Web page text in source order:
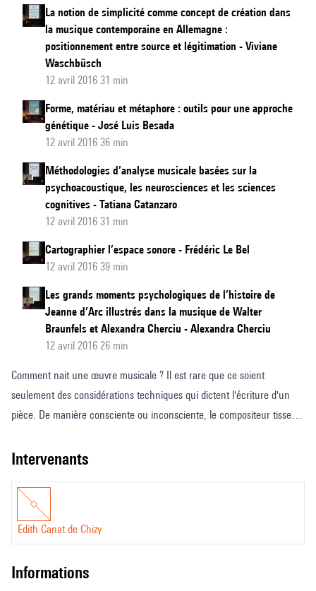
La notion de simplicité comme concept de création dans
la musique contemporaine en Allemagne :
positionnement entre source et légitimation - Viviane
Waschbüsch
12 avril 2016 31 min
Forme, matériau et métaphore : outils pour une approche
génétique - José Luis Besada
12 avril 2016 36 min
Méthodologies d’analyse musicale basées sur la
psychoacoustique, les neurosciences et les sciences
cognitives - Tatiana Catanzaro
12 avril 2016 31 min
Cartographier l’espace sonore - Frédéric Le Bel
12 avril 2016 39 min
Les grands moments psychologiques de l’histoire de
Jeanne d’Arc illustrés dans la musique de Walter
Braunfels et Alexandra Cherciu - Alexandra Cherciu
12 avril 2016 26 min
Comment nait une œuvre musicale ? Il est rare que ce soient
seulement des considérations techniques qui dictent l'écriture d'un
pièce. De manière consciente ou inconsciente, le compositeur tisse
mythiques.
elle façonne de nouvelles ramifications. Parfois, elle revendique ses
sources, parfois elle les mobilise sans en percevoir tous les enjeux,
parfois elle ne fait que s'amuser de références désuètes. Comment
d'analyse ?
intervenants
Edith Canat de Chizy
informations